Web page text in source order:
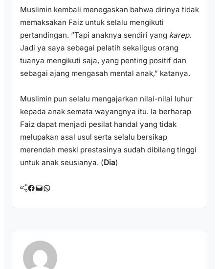
Muslimin kembali menegaskan bahwa dirinya tidak
memaksakan Faiz untuk selalu mengikuti
pertandingan. “Tapi anaknya sendiri yang karep.
Jadi ya saya sebagai pelatih sekaligus orang
tuanya mengikuti saja, yang penting positif dan
sebagai ajang mengasah mental anak,” katanya.
Muslimin pun selalu mengajarkan nilai-nilai luhur
kepada anak semata wayangnya itu. Ia berharap
Faiz dapat menjadi pesilat handal yang tidak
melupakan asal usul serta selalu bersikap
merendah meski prestasinya sudah dibilang tinggi
untuk anak seusianya. (Dia)
Facebook Mail WhatsApp